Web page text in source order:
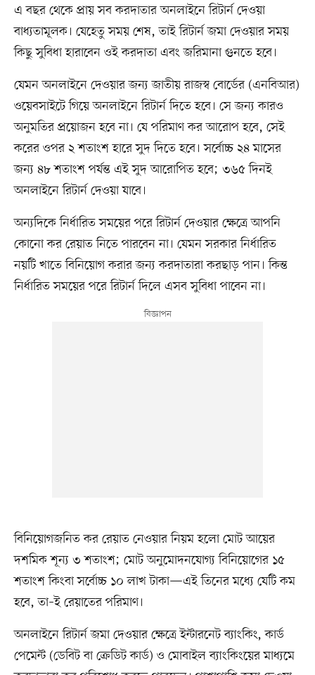
এ বছর থেকে প্রায় সব করদাতার অনলাইনে রিটার্ন দেওয়া
বাধ্যতামূলক। যেহেতু সময় শেষ, তাই রিটার্ন জমা দেওয়ার সময়
কিছু সুবিধা হারাবেন ওই করদাতা এবং জরিমানা গুনতে হবে।
যেমন অনলাইনে দেওয়ার জন্য জাতীয় রাজস্ব বোর্ডের (এনবিআর)
ওয়েবসাইটে গিয়ে অনলাইনে রিটার্ন দিতে হবে। সে জন্য কারও
অনুমতির প্রয়োজন হবে না। যে পরিমাণ কর আরোপ হবে, সেই
করের ওপর ২ শতাংশ হারে সুদ দিতে হবে। সর্বোচ্চ ২৪ মাসের
জন্য ৪৮ শতাংশ পর্যন্ত এই সুদ আরোপিত হবে; ৩৬৫ দিনই
অনলাইনে রিটার্ন দেওয়া যাবে।
অন্যদিকে নির্ধারিত সময়ের পরে রিটার্ন দেওয়ার ক্ষেত্রে আপনি
কোনো কর রেয়াত নিতে পারবেন না। যেমন সরকার নির্ধারিত
নয়টি খাতে বিনিয়োগ করার জন্য করদাতারা করছাড় পান। কিন্ত
নির্ধারিত সময়ের পরে রিটার্ন দিলে এসব সুবিধা পাবেন না।
বিনিয়োগজনিত কর রেয়াত নেওয়ার নিয়ম হলো মোট আয়ের
দশমিক শূন্য ৩ শতাংশ; মোট অনুমোদনযোগ্য বিনিয়োগের ১৫
শতাংশ কিংবা সর্বোচ্চ ১০ লাখ টাকা—এই তিনের মধ্যে যেটি কম
হবে, তা–ই রেয়াতের পরিমাণ।
অনলাইনে রিটার্ন জমা দেওয়ার ক্ষেত্রে ইন্টারনেট ব্যাংকিং, কার্ড
পেমেন্ট (ডেবিট বা ক্রেডিট কার্ড) ও মোবাইল ব্যাংকিংয়ের মাধ্যমে